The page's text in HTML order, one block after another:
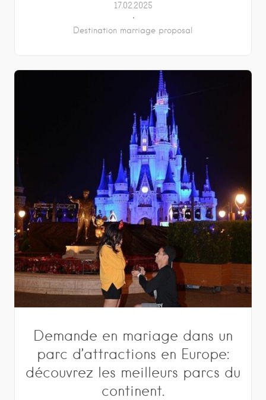
17.02.2025
Destination marriage proposal
Demande en mariage dans un
parc d’attractions en Europe:
découvrez les meilleurs parcs du
continent.